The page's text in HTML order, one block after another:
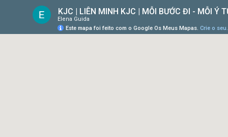
KJC | LIÊN MINH KJC | MỖI BƯỚC ĐI - MỖI Ý
Elena Guida
Este mapa foi feito com o Google Os Meus Mapas. Crie o seu.